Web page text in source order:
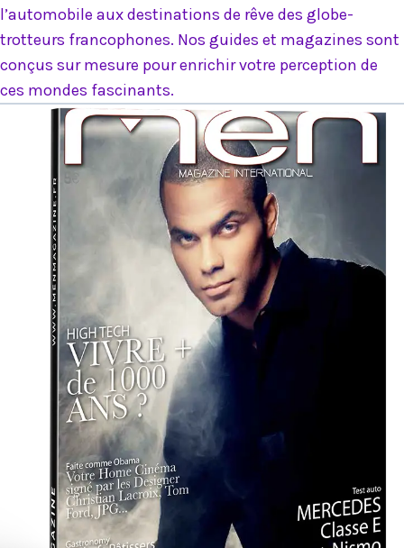
l’automobile aux destinations de rêve des globe-
trotteurs francophones. Nos guides et magazines sont
conçus sur mesure pour enrichir votre perception de
ces mondes fascinants.